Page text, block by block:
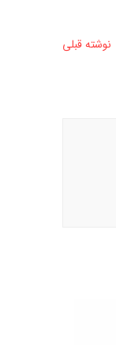
نوشته قبلی